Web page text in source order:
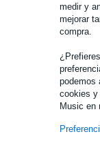
medir y
mejorar
compra.
podemos
cookies y
Music en
Información
Shure HPAEC550
sustituye a las
Color: negro
Especificaciones
Véase también (4)